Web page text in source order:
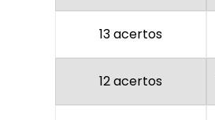
13 acertos
12 acertos